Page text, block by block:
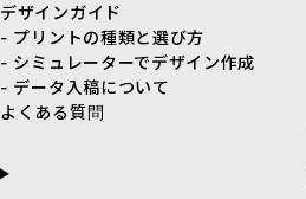
デザインガイド
- プリントの種類と選び方
- シミュレーターでデザイン作成
- データ入稿について
よくある質問